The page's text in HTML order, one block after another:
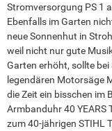
Stromversorgung PS 1
Ebenfalls im Garten
neue Sonnenhut in
weil nicht nur gute
Garten erhöht, sollte
legendären Motorsäge
die Zeit ein bisschen im
Armbanduhr 40 YEARS
zum 40-jährigen STIHL